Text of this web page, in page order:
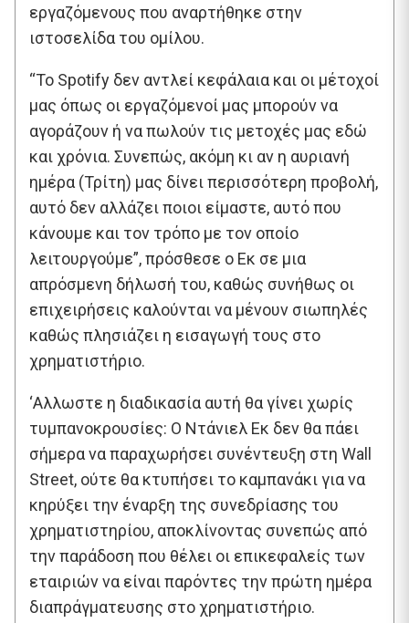
εργαζόμενους που αναρτήθηκε στην
ιστοσελίδα του ομίλου.
“Το Spotify δεν αντλεί κεφάλαια και οι μέτοχοί
μας όπως οι εργαζόμενοί μας μπορούν να
αγοράζουν ή να πωλούν τις μετοχές μας εδώ
και χρόνια. Συνεπώς, ακόμη κι αν η αυριανή
ημέρα (Τρίτη) μας δίνει περισσότερη προβολή,
αυτό δεν αλλάζει ποιοι είμαστε, αυτό που
κάνουμε και τον τρόπο με τον οποίο
λειτουργούμε”, πρόσθεσε ο Εκ σε μια
απρόσμενη δήλωσή του, καθώς συνήθως οι
επιχειρήσεις καλούνται να μένουν σιωπηλές
καθώς πλησιάζει η εισαγωγή τους στο
χρηματιστήριο.
‘Αλλωστε η διαδικασία αυτή θα γίνει χωρίς
τυμπανοκρουσίες: Ο Ντάνιελ Εκ δεν θα πάει
σήμερα να παραχωρήσει συνέντευξη στη Wall
Street, ούτε θα κτυπήσει το καμπανάκι για να
κηρύξει την έναρξη της συνεδρίασης του
χρηματιστηρίου, αποκλίνοντας συνεπώς από
την παράδοση που θέλει οι επικεφαλείς των
εταιριών να είναι παρόντες την πρώτη ημέρα
διαπράγματευσης στο χρηματιστήριο.